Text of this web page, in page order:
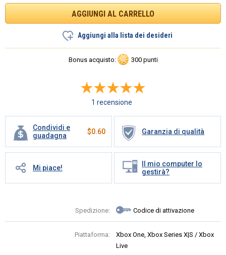
Aggiungi alla lista dei desideri
Bonus acquisto: 300 punti
1 recensione
Condividi e
guadagna
$0.60 Garanzia di qualità
Mi piace!
Il mio computer lo
gestirà?
Spedizione: Codice di attivazione
Piattaforma:
Xbox One, Xbox Series X|S / Xbox
Live